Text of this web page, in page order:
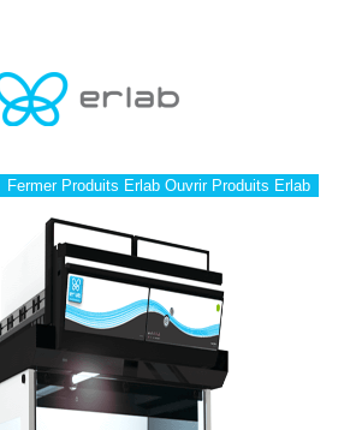
Fermer Produits Erlab Ouvrir Produits Erlab